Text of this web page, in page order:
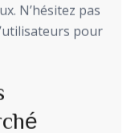
N’hésitez pas
pour